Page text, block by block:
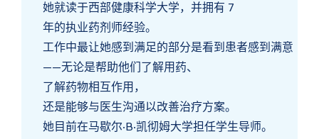
她就读于西部健康科学大学，并拥有 7
年的执业药剂师经验。
工作中最让她感到满足的部分是看到患者感到满意
——无论是帮助他们了解用药、
了解药物相互作用，
还是能够与医生沟通以改善治疗方案。
她目前在马歇尔·B·凯彻姆大学担任学生导师。